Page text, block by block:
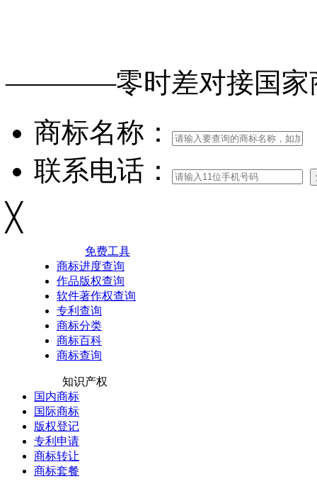
————零时差对接国
商标名称：
联系电话：
╳
免费工具
商标进度查询
作品版权查询
软件著作权查询
专利查询
商标分类
商标百科
商标查询
知识产权
国内商标
国际商标
版权登记
专利申请
商标转让
商标套餐